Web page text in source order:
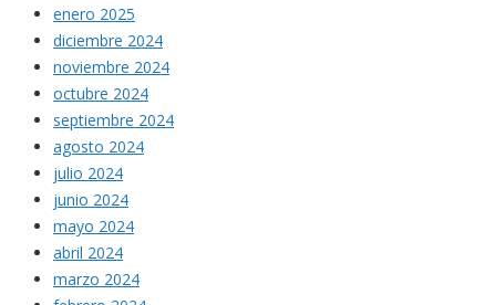
enero 2025
diciembre 2024
noviembre 2024
octubre 2024
septiembre 2024
agosto 2024
julio 2024
junio 2024
mayo 2024
abril 2024
marzo 2024